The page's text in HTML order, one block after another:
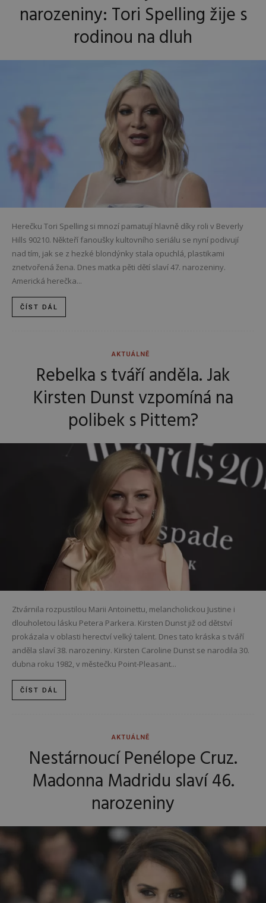
narozeniny: Tori Spelling žije s
rodinou na dluh
Herečku Tori Spelling si mnozí pamatují hlavně díky roli v Beverly
Hills 90210. Někteří fanoušky kultovního seriálu se nyní podivují
nad tím, jak se z hezké blondýnky stala opuchlá, plastikami
znetvořená žena. Dnes matka pěti dětí slaví 47. narozeniny.
Americká herečka...
ČÍST DÁL
AKTUÁLNĚ
Rebelka s tváří anděla. Jak
Kirsten Dunst vzpomíná na
polibek s Pittem?
Ztvárnila rozpustilou Marii Antoinettu, melancholickou Justine i
dlouholetou lásku Petera Parkera. Kirsten Dunst již od dětství
prokázala v oblasti herectví velký talent. Dnes tato kráska s tváří
anděla slaví 38. narozeniny. Kirsten Caroline Dunst se narodila 30.
dubna roku 1982, v městečku Point-Pleasant...
ČÍST DÁL
AKTUÁLNĚ
Nestárnoucí Penélope Cruz.
Madonna Madridu slaví 46.
narozeniny